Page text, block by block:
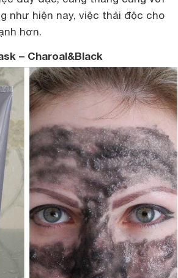
như hiện nay, việc thải độc cho
hơn.
– Charoal&Black